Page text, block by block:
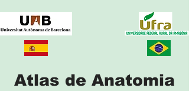
Atlas de Anatomia